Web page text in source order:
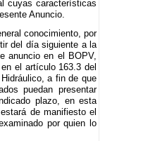
cuyas características
Anuncio.
conocimiento, por
del día siguiente a la
anuncio en el BOPV,
el artículo 163.3 del
a fin de que
puedan presentar
plazo, en esta
de manifiesto el
por quien lo